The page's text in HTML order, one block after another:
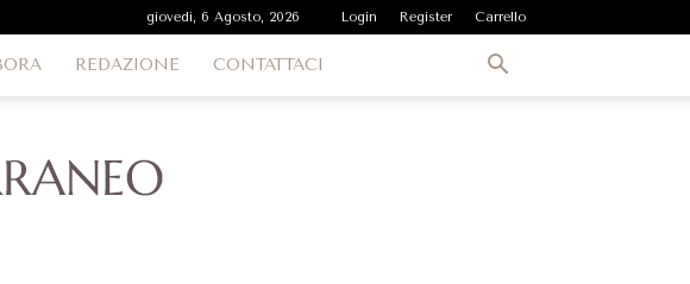
giovedì, 6 Agosto, 2026 Login Register Carrello
REDAZIONE CONTATTACI